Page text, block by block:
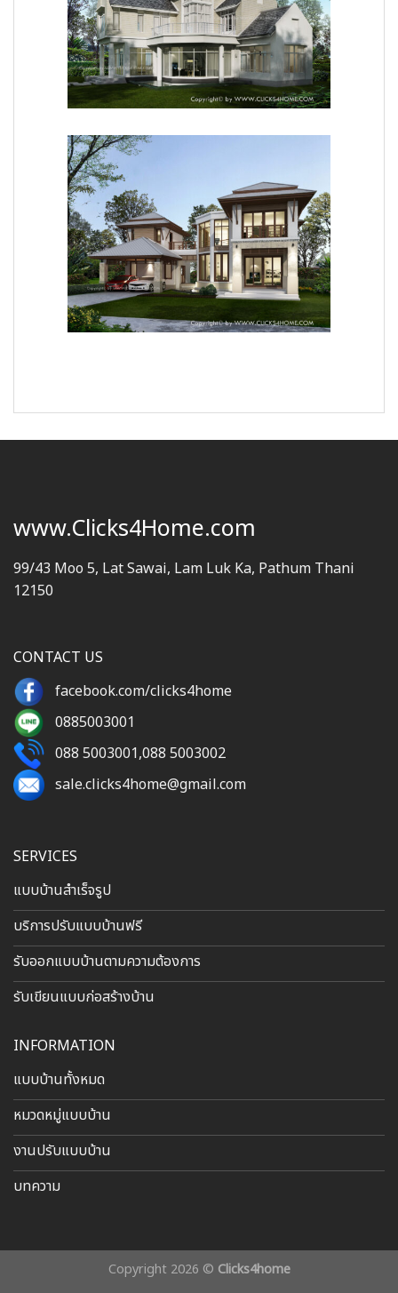
www.Clicks4Home.com
99/43 Moo 5, Lat Sawai, Lam Luk Ka, Pathum Thani
12150
SERVICES
แบบบ้านสำเร็จรูป
บริการปรับแบบบ้านฟรี
รับออกแบบบ้านตามความต้องการ
รับเขียนแบบก่อสร้างบ้าน
INFORMATION
แบบบ้านทั้งหมด
หมวดหมู่แบบบ้าน
งานปรับแบบบ้าน
บทความ
CONTACT US
facebook.com/clicks4home
0885003001
088 5003001,088 5003002
sale.clicks4home@gmail.com
Copyright 2026 © Clicks4home